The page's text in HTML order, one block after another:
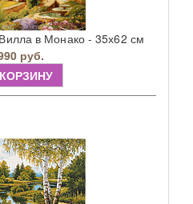
в Монако - 35х62 см
руб.